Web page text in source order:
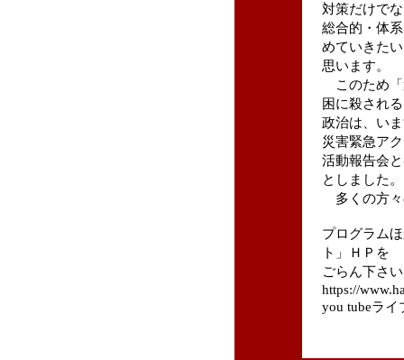
対策だけで
総合的・体
めていきた
思います。
このため「
困に殺され
政治は、い
災害緊急ア
活動報告会
としました。
多くの方々
プログラム
ト」ＨＰを
ごらん下さ
https://
you tubeラ